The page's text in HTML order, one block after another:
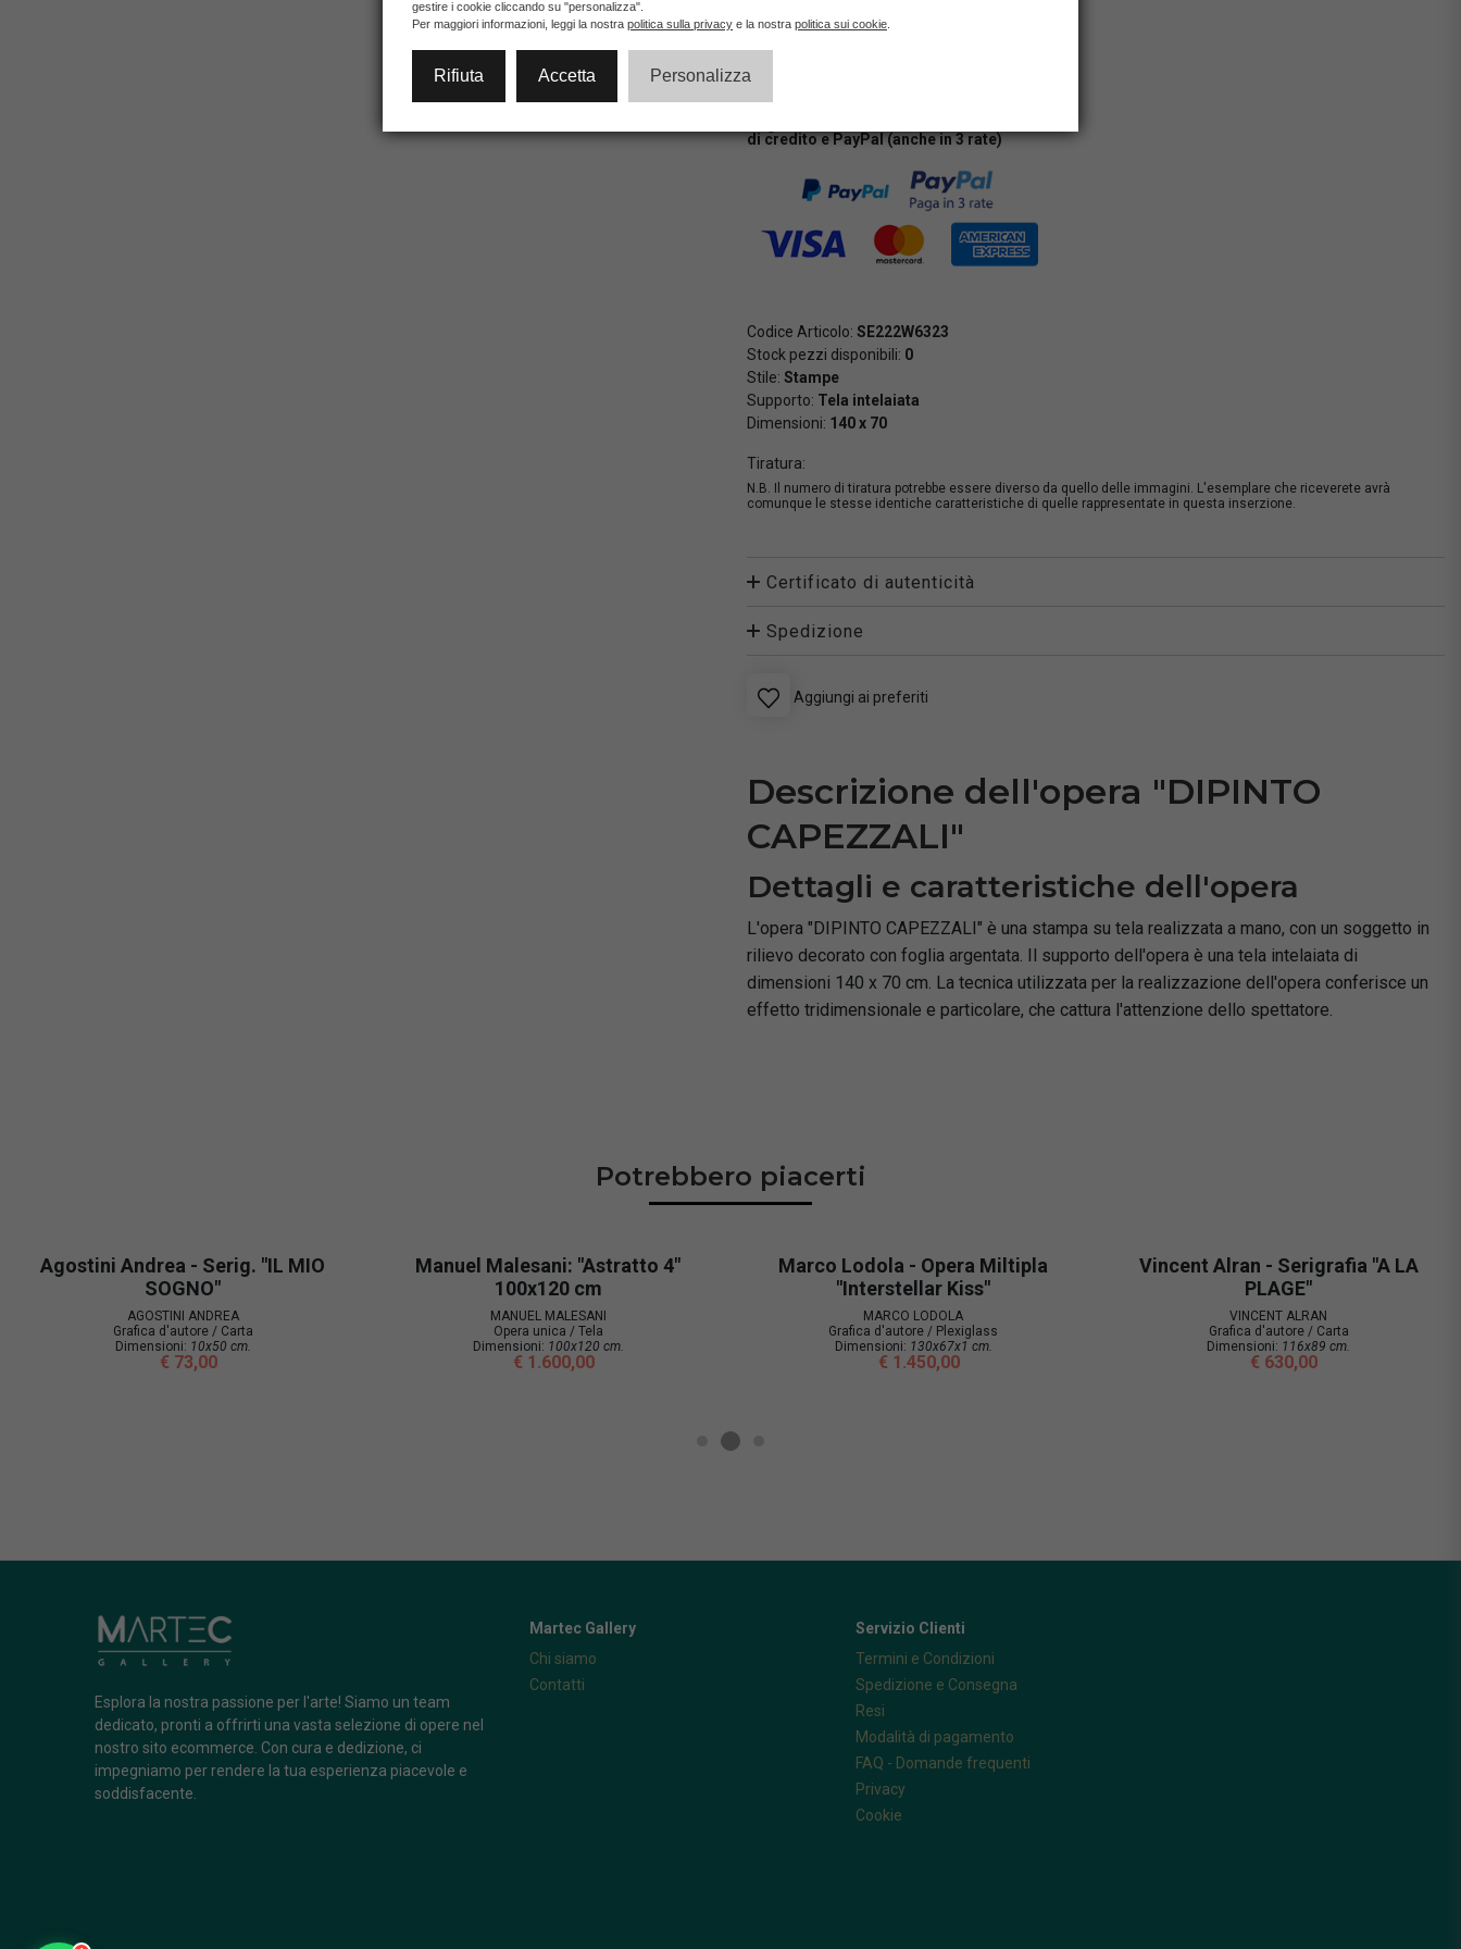
NON DISPONIBILE
di credito e PayPal (anche in 3 rate)
Codice Articolo: SE222W6323
Stock pezzi disponibili: 0
Stile: Stampe
Supporto: Tela intelaiata
Dimensioni: 140 x 70
Tiratura:
N.B. Il numero di tiratura potrebbe essere diverso da quello delle immagini. L'esemplare che riceverete avrà
comunque le stesse identiche caratteristiche di quelle rappresentate in questa inserzione.
Certificato di autenticità
Spedizione
Aggiungi ai preferiti
Descrizione dell'opera "DIPINTO
CAPEZZALI"
Dettagli e caratteristiche dell'opera
L'opera "DIPINTO CAPEZZALI" è una stampa su tela realizzata a mano, con un soggetto in
rilievo decorato con foglia argentata. Il supporto dell'opera è una tela intelaiata di
dimensioni 140 x 70 cm. La tecnica utilizzata per la realizzazione dell'opera conferisce un
effetto tridimensionale e particolare, che cattura l'attenzione dello spettatore.
Potrebbero piacerti
Agostini Andrea - Serig. "IL MIO
SOGNO"
AGOSTINI ANDREA
Grafica d'autore / Carta
Dimensioni: 10x50 cm.
€ 73,00
Manuel Malesani: "Astratto 4"
100x120 cm
MANUEL MALESANI
Opera unica / Tela
Dimensioni: 100x120 cm.
€ 1.600,00
Marco Lodola - Opera Miltipla
"Interstellar Kiss"
MARCO LODOLA
Grafica d'autore / Plexiglass
Dimensioni: 130x67x1 cm.
€ 1.450,00
Vincent Alran - Serigrafia "A LA
PLAGE"
VINCENT ALRAN
Grafica d'autore / Carta
Dimensioni: 116x89 cm.
€ 630,00
Esplora la nostra passione per l'arte! Siamo un team
dedicato, pronti a offrirti una vasta selezione di opere nel
nostro sito ecommerce. Con cura e dedizione, ci
impegniamo per rendere la tua esperienza piacevole e
soddisfacente.
Martec Gallery
Chi siamo
Contatti
Servizio Clienti
Termini e Condizioni
Spedizione e Consegna
Resi
Modalità di pagamento
FAQ - Domande frequenti
Privacy
Cookie
gestire i cookie cliccando su "personalizza".
Per maggiori informazioni, leggi la nostra politica sulla privacy e la nostra politica sui cookie
Rifiuta Accetta Personalizza